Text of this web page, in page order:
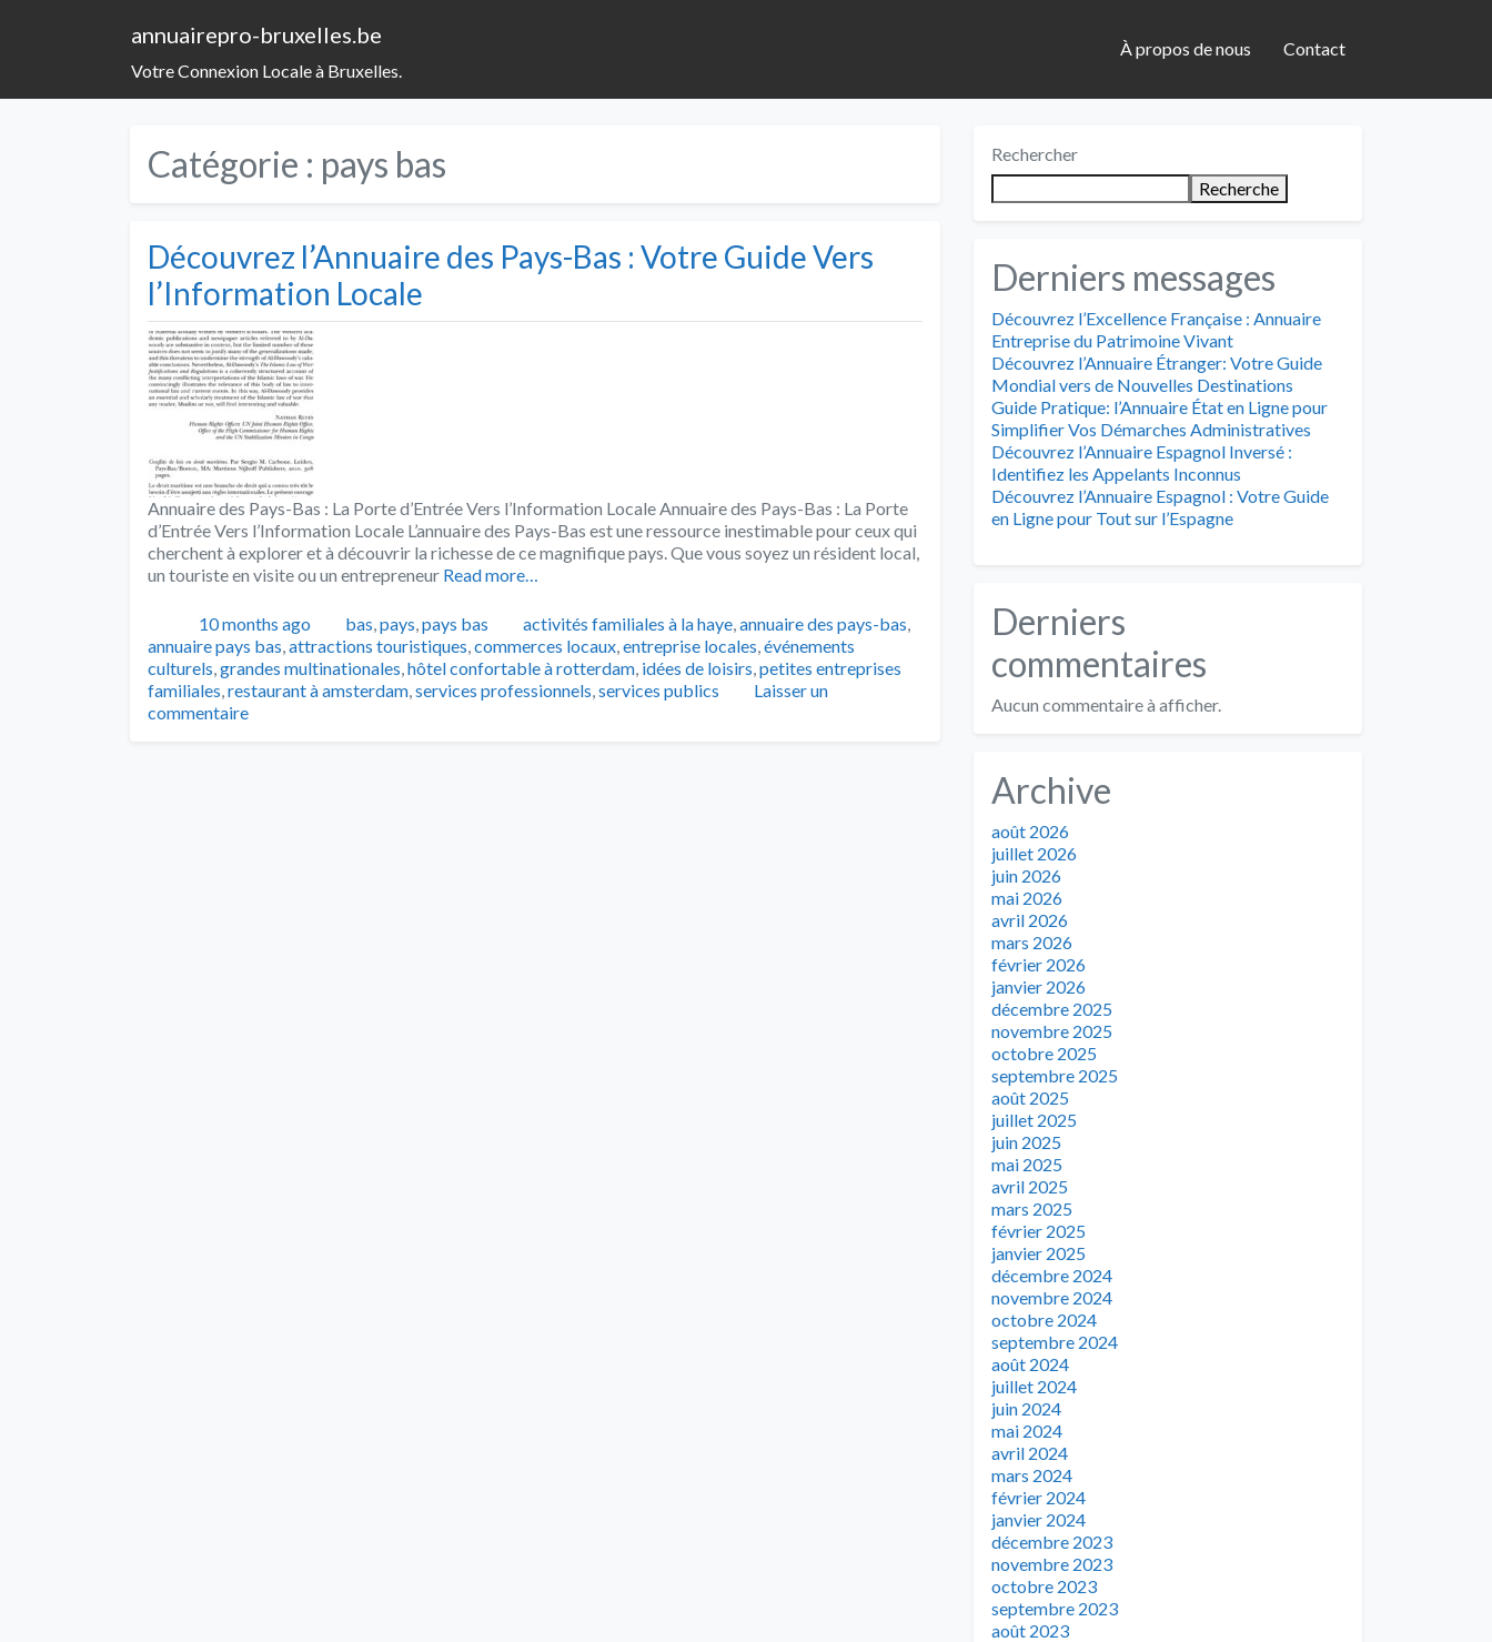
annuairepro-bruxelles.be
Votre Connexion Locale à Bruxelles.
À propos de nous Contact
Catégorie : pays bas
Découvrez l’Annuaire des Pays-Bas : Votre Guide Vers
l’Information Locale
Annuaire des Pays-Bas : La Porte d’Entrée Vers l’Information Locale Annuaire des Pays-Bas : La Porte
d’Entrée Vers l’Information Locale L’annuaire des Pays-Bas est une ressource inestimable pour ceux qui
cherchent à explorer et à découvrir la richesse de ce magnifique pays. Que vous soyez un résident local,
un touriste en visite ou un entrepreneur Read more…
Publié10 months ago Catégories
bas,pays,pays bas Tags
activités familiales à la haye,annuaire des pays-bas,
annuaire pays bas,attractions touristiques,commerces locaux,entreprise locales,événements
culturels,grandes multinationales,hôtel confortable à rotterdam, idées de loisirs,petites entreprises
familiales,restaurant à amsterdam,services professionnels,services publics
Laisser un
commentaire
Rechercher
Recherche
Derniers messages
Découvrez l’Excellence Française : Annuaire
Entreprise du Patrimoine Vivant
Découvrez l’Annuaire Étranger: Votre Guide
Mondial vers de Nouvelles Destinations
Guide Pratique: l’Annuaire État en Ligne pour
Simplifier Vos Démarches Administratives
Découvrez l’Annuaire Espagnol Inversé :
Identifiez les Appelants Inconnus
Découvrez l’Annuaire Espagnol : Votre Guide
en Ligne pour Tout sur l’Espagne
Derniers
commentaires
Aucun commentaire à afficher.
Archive
août 2026
juillet 2026
juin 2026
mai 2026
avril 2026
mars 2026
février 2026
janvier 2026
décembre 2025
novembre 2025
octobre 2025
septembre 2025
août 2025
juillet 2025
juin 2025
mai 2025
avril 2025
mars 2025
février 2025
janvier 2025
décembre 2024
novembre 2024
octobre 2024
septembre 2024
août 2024
juillet 2024
juin 2024
mai 2024
avril 2024
mars 2024
février 2024
janvier 2024
décembre 2023
novembre 2023
octobre 2023
septembre 2023
août 2023